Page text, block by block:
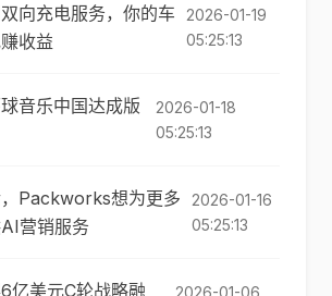
向充电服务，你的车
收益
2026-01-19
05:25:13
音乐中国达成版
2026-01-18
05:25:13
Packworks想为更多
营销服务
2026-01-16
05:25:13
亿美元C轮战略融
2026-01-06